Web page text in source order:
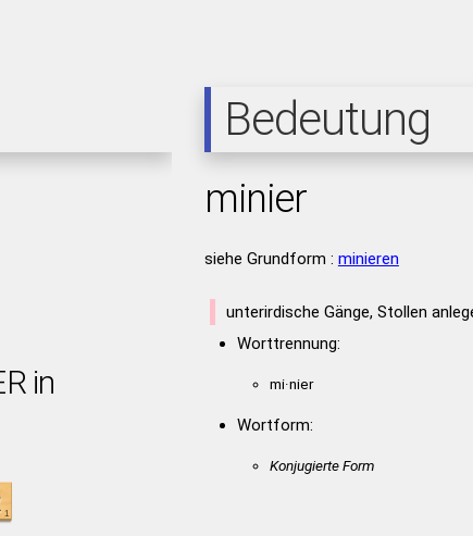
in
Bedeutung
minier
siehe Grundform : minieren
unterirdische Gänge, Stollen
Worttrennung:
mi·nier
Wortform:
Konjugierte Form